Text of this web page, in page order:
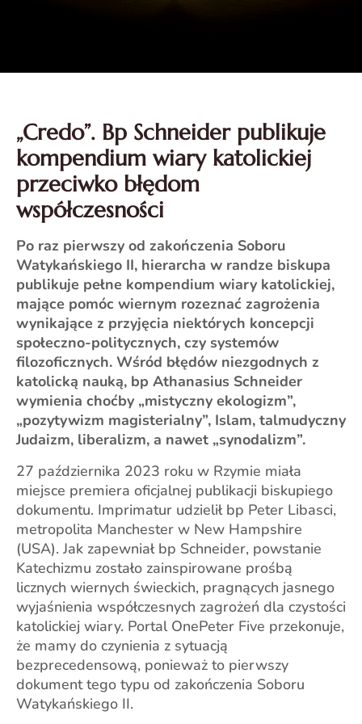
„Credo”. Bp Schneider publikuje
kompendium wiary katolickiej
przeciwko błędom
współczesności
Po raz pierwszy od zakończenia Soboru
Watykańskiego II, hierarcha w randze biskupa
publikuje pełne kompendium wiary katolickiej,
mające pomóc wiernym rozeznać zagrożenia
wynikające z przyjęcia niektórych koncepcji
społeczno-politycznych, czy systemów
filozoficznych. Wśród błędów niezgodnych z
katolicką nauką, bp Athanasius Schneider
wymienia choćby „mistyczny ekologizm”,
„pozytywizm magisterialny”, Islam, talmudyczny
Judaizm, liberalizm, a nawet „synodalizm”.
27 października 2023 roku w Rzymie miała
miejsce premiera oficjalnej publikacji biskupiego
dokumentu. Imprimatur udzielił bp Peter Libasci,
metropolita Manchester w New Hampshire
(USA). Jak zapewniał bp Schneider, powstanie
Katechizmu zostało zainspirowane prośbą
licznych wiernych świeckich, pragnących jasnego
wyjaśnienia współczesnych zagrożeń dla czystości
katolickiej wiary. Portal OnePeter Five przekonuje,
że mamy do czynienia z sytuacją
bezprecedensową, ponieważ to pierwszy
dokument tego typu od zakończenia Soboru
Watykańskiego II.